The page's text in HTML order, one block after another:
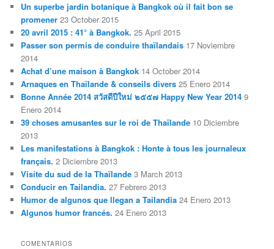
Un superbe jardin botanique à Bangkok où il fait bon se
promener 23 October 2015
20 avril 2015 : 41° à Bangkok. 25 April 2015
Passer son permis de conduire thaïlandais 17 Noviembre
2014
Achat d’une maison à Bangkok 14 October 2014
Arnaques en Thaïlande & conseils divers 25 Enero 2014
Bonne Année 2014 สวัสดีปีใหม่ ๒๕๕๗ Happy New Year 2014 9
Enero 2014
39 choses amusantes sur le roi de Thaïlande 10 Diciembre
2013
Les manifestations à Bangkok : Honte à tous les journaleux
français. 2 Diciembre 2013
Visite du sud de la Thaïlande 3 March 2013
Conducir en Tailandia. 27 Febrero 2013
Humor de algunos que llegan a Tailandia 24 Enero 2013
Algunos humor francés. 24 Enero 2013
COMENTARIOS